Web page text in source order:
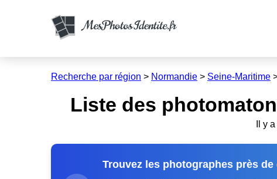
Recherche par région > Normandie > Seine-Maritime
Liste des
Il y
Trouvez les photographes près de